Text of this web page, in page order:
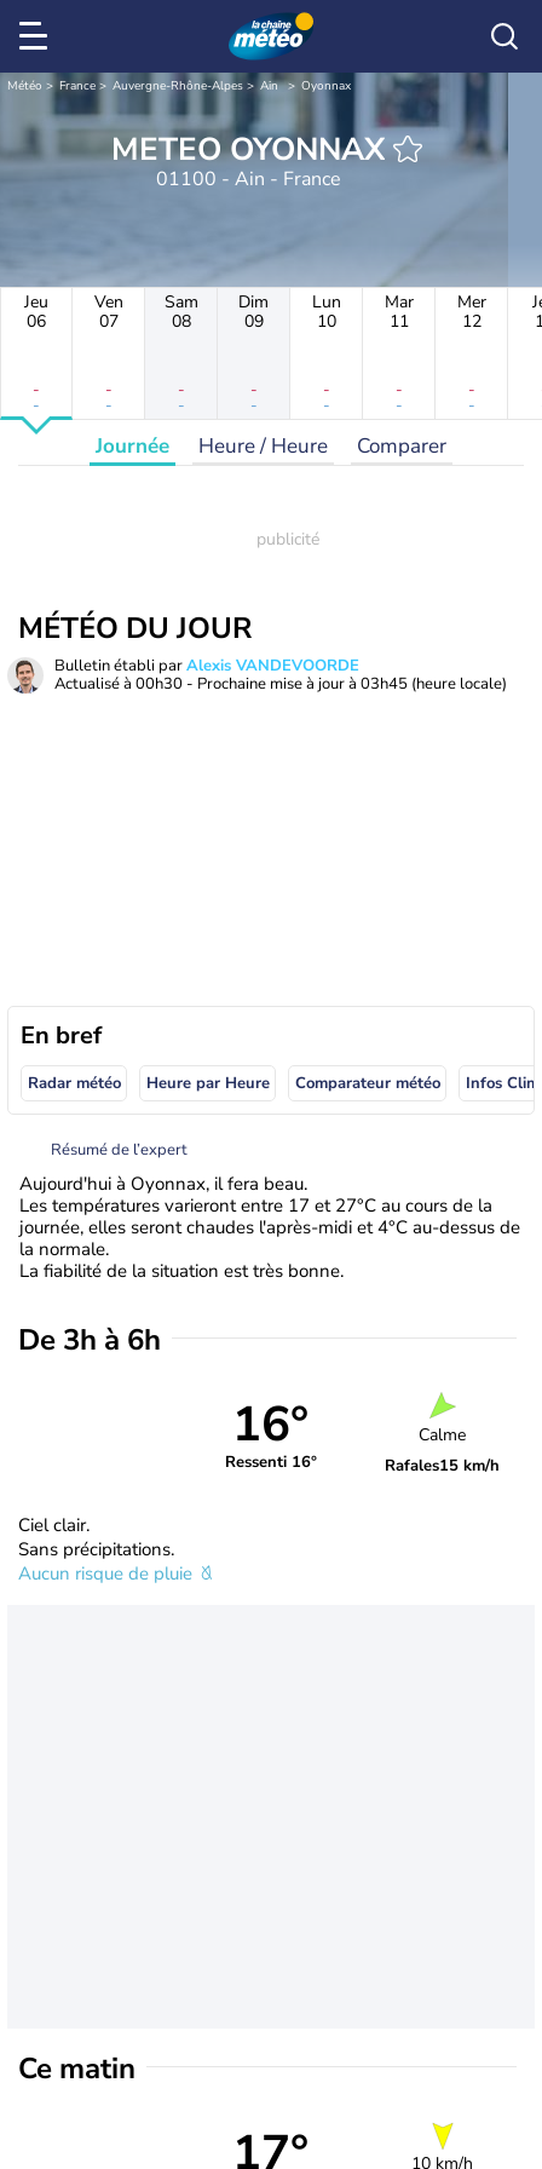
Météo France Auvergne-Rhône-Alpes Ain Oyonnax
METEO OYONNAX
01100 - Ain - France
Jeu
06
-
-
Ven
07
-
-
Sam
08
-
-
Dim
09
-
-
Lun
10
-
-
Mar
11
-
-
Mer
12
-
-
Journée Heure / Heure Comparer
MÉTÉO DU JOUR
Bulletin établi parAlexis VANDEVOORDE
Actualisé à 00h30 - Prochaine mise à jour à 03h45 (heure locale)
En bref
Radar météo Heure par Heure Comparateur météo Infos
Résumé de l’expert
Aujourd'hui à Oyonnax, il fera beau.
Les températures varieront entre 17 et 27°C au cours de la
journée, elles seront chaudes l'après-midi et 4°C au-dessus de
la normale.
La fiabilité de la situation est très bonne.
De 3h à 6h
16°
Ressenti 16°
Calme
Rafales15 km/h
Ciel clair.
Sans précipitations.
Aucun risque de pluie
Ce matin
17° 10 km/h